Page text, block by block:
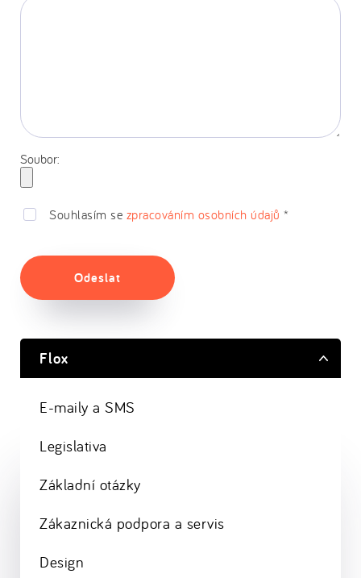
Soubor:
Souhlasím se zpracováním osobních údajů *
Odeslat
Flox
E-maily a SMS
Legislativa
Základní otázky
Zákaznická podpora a servis
Design